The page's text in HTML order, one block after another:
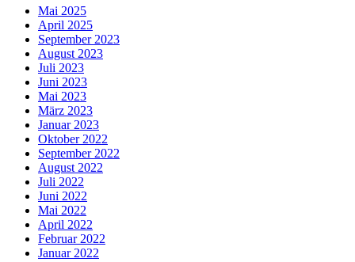
Mai 2025
April 2025
September 2023
August 2023
Juli 2023
Juni 2023
Mai 2023
März 2023
Januar 2023
Oktober 2022
September 2022
August 2022
Juli 2022
Juni 2022
Mai 2022
April 2022
Februar 2022
Januar 2022